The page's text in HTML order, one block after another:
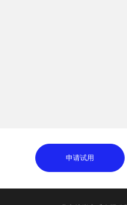
申请试用